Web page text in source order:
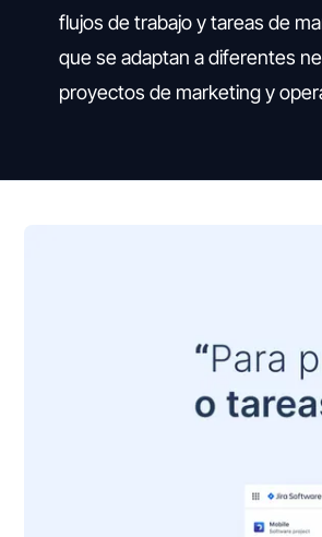
flujos de trabajo y tareas de
que se adaptan a diferentes
proyectos de marketing y